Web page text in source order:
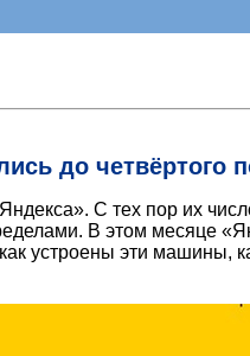
до четвёртого
С тех пор их
В этом месяце
эти машины,